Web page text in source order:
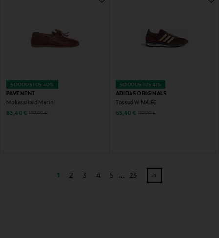
SOODUSTUS 40%
PAVEMENT
Mokassiinid Marin
Discounted Price
83,40 € Original Price
140,00 €
SOODUSTUS 41%
ADIDAS ORIGINALS
Tossud W NKI96
Discounted Price
65,40 € Original Price
110,00 €
1 2 3 4 5 ... 23